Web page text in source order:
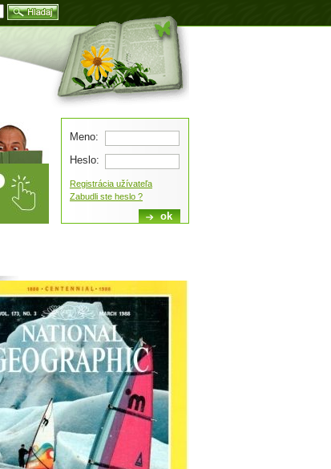
Meno:
Heslo:
Registrácia užívateľa
Zabudli ste heslo ?